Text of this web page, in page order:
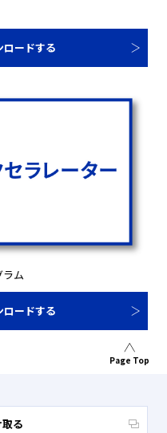
ロードする
ラム
ロードする
Page Top
る